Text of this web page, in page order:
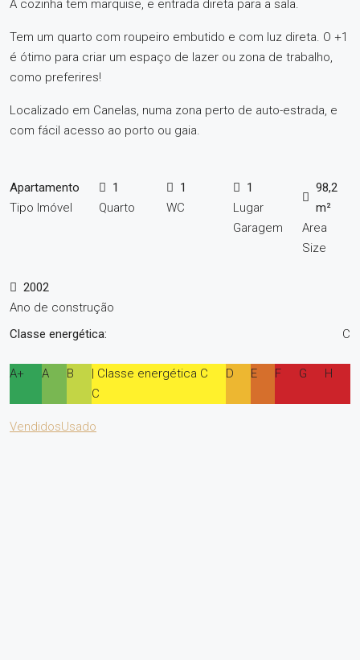
A cozinha tem marquise, e entrada direta para a sala.
Tem um quarto com roupeiro embutido e com luz direta. O +1
é ótimo para criar um espaço de lazer ou zona de trabalho,
como preferires!
Localizado em Canelas, numa zona perto de auto-estrada, e
com fácil acesso ao porto ou gaia.
Apartamento
Tipo Imóvel
1
Quarto
1
WC
1
Lugar
Garagem
98,2
m²
Area
Size
2002
Ano de construção
Classe energética:
C
A+ A B
| Classe energética C
C
D E F G H
VendidosUsado